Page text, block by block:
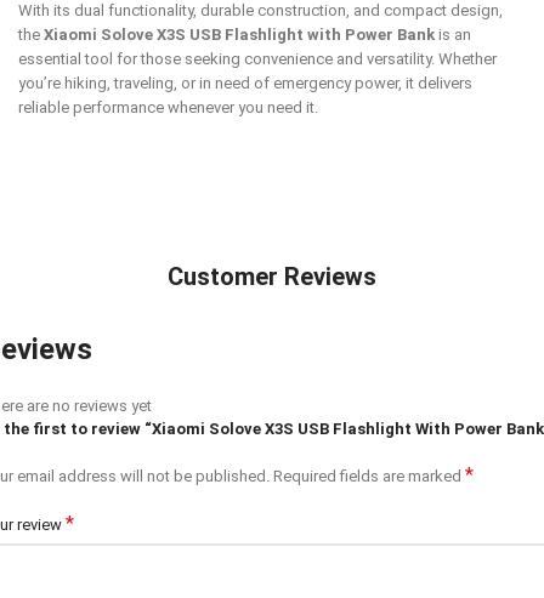
With its dual functionality, durable construction, and compact design,
the Xiaomi Solove X3S USB Flashlight with Power Bank is an
essential tool for those seeking convenience and versatility. Whether
you’re hiking, traveling, or in need of emergency power, it delivers
reliable performance whenever you need it.
Customer Reviews
are no reviews yet
the first to review “Xiaomi Solove X3S USB Flashlight With Power
email address will not be published. Required fields are marked *
review *